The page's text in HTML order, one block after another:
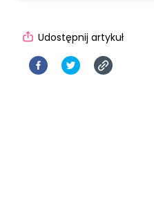
Udostępnij artykuł